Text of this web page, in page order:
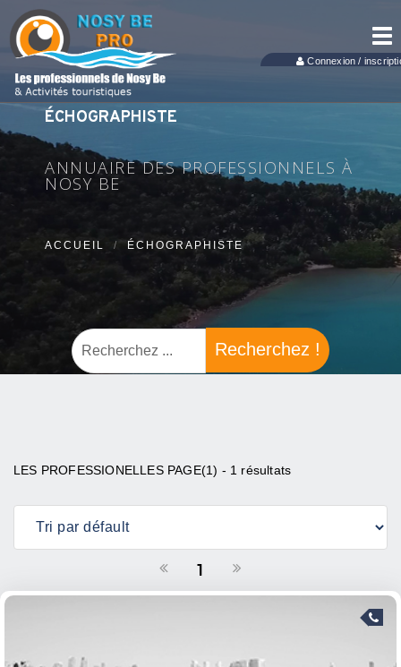
Connexion /
ÉCHOGRAPHISTE
ANNUAIRE DES PROFESSIONNELS À
NOSY BE
ACCUEIL ÉCHOGRAPHISTE
Recherchez !
LES PROFESSIONELLES PAGE(1) - 1 résultats
1